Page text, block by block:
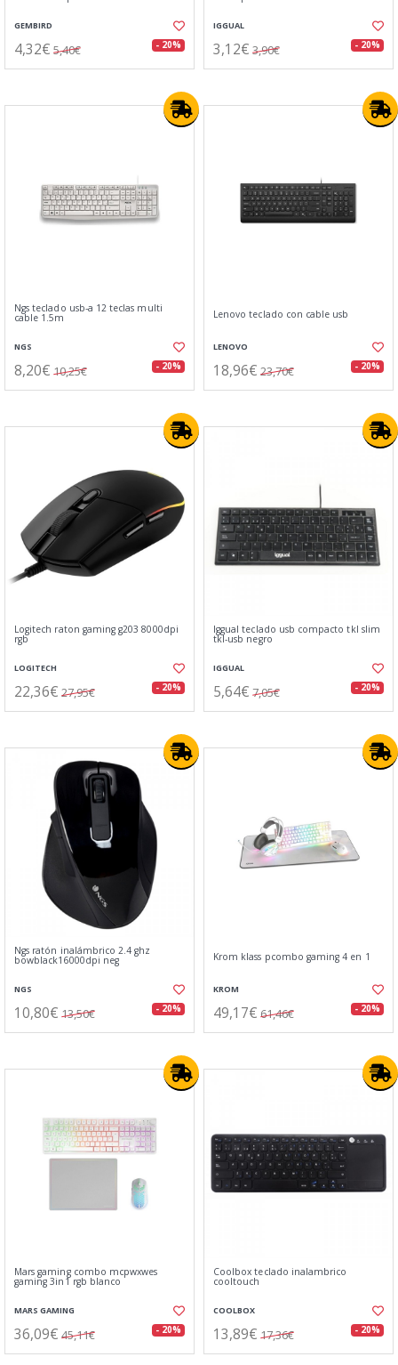
GEMBIRD
4,32€ 5,40€ - 20%
IGGUAL
3,12€ 3,90€ - 20%
Ngs teclado usb-a 12 teclas multi
cable 1.5m
NGS
8,20€ 10,25€ - 20%
Lenovo teclado con cable usb
LENOVO
18,96€ 23,70€ - 20%
Logitech raton gaming g203 8000dpi
rgb
LOGITECH
22,36€ 27,95€ - 20%
Iggual teclado usb compacto tkl slim
tkl-usb negro
IGGUAL
5,64€ 7,05€ - 20%
Ngs ratón inalámbrico 2.4 ghz
bowblack16000dpi neg
NGS
10,80€ 13,50€ - 20%
Krom klass pcombo gaming 4 en 1
KROM
49,17€ 61,46€ - 20%
Mars gaming combo mcpwxwes
gaming 3in1 rgb blanco
MARS GAMING
36,09€ 45,11€ - 20%
Coolbox teclado inalambrico
cooltouch
COOLBOX
13,89€ 17,36€ - 20%